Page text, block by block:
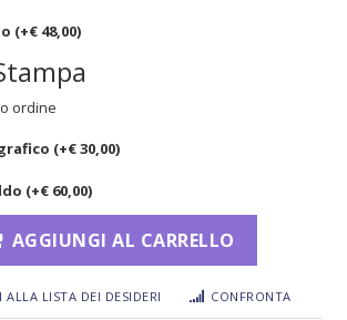
(+€ 48,00)
ordine
(+€30,00)
(+€ 60,00)
AGGIUNGI AL CARRELLO
LISTA DEI DESIDERI CONFRONTA